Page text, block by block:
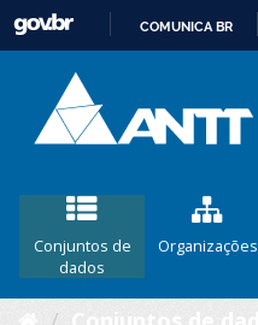
COMUNICA BR
Conjuntos de
dados
Organizações